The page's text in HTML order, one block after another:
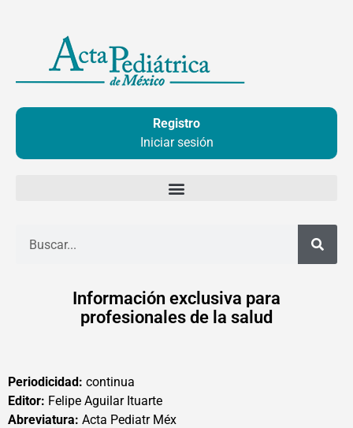
contenido
Registro
Iniciar sesión
Información exclusiva para
profesionales de la salud
Periodicidad: continua
Editor: Felipe Aguilar Ituarte
Abreviatura: Acta Pediatr Méx